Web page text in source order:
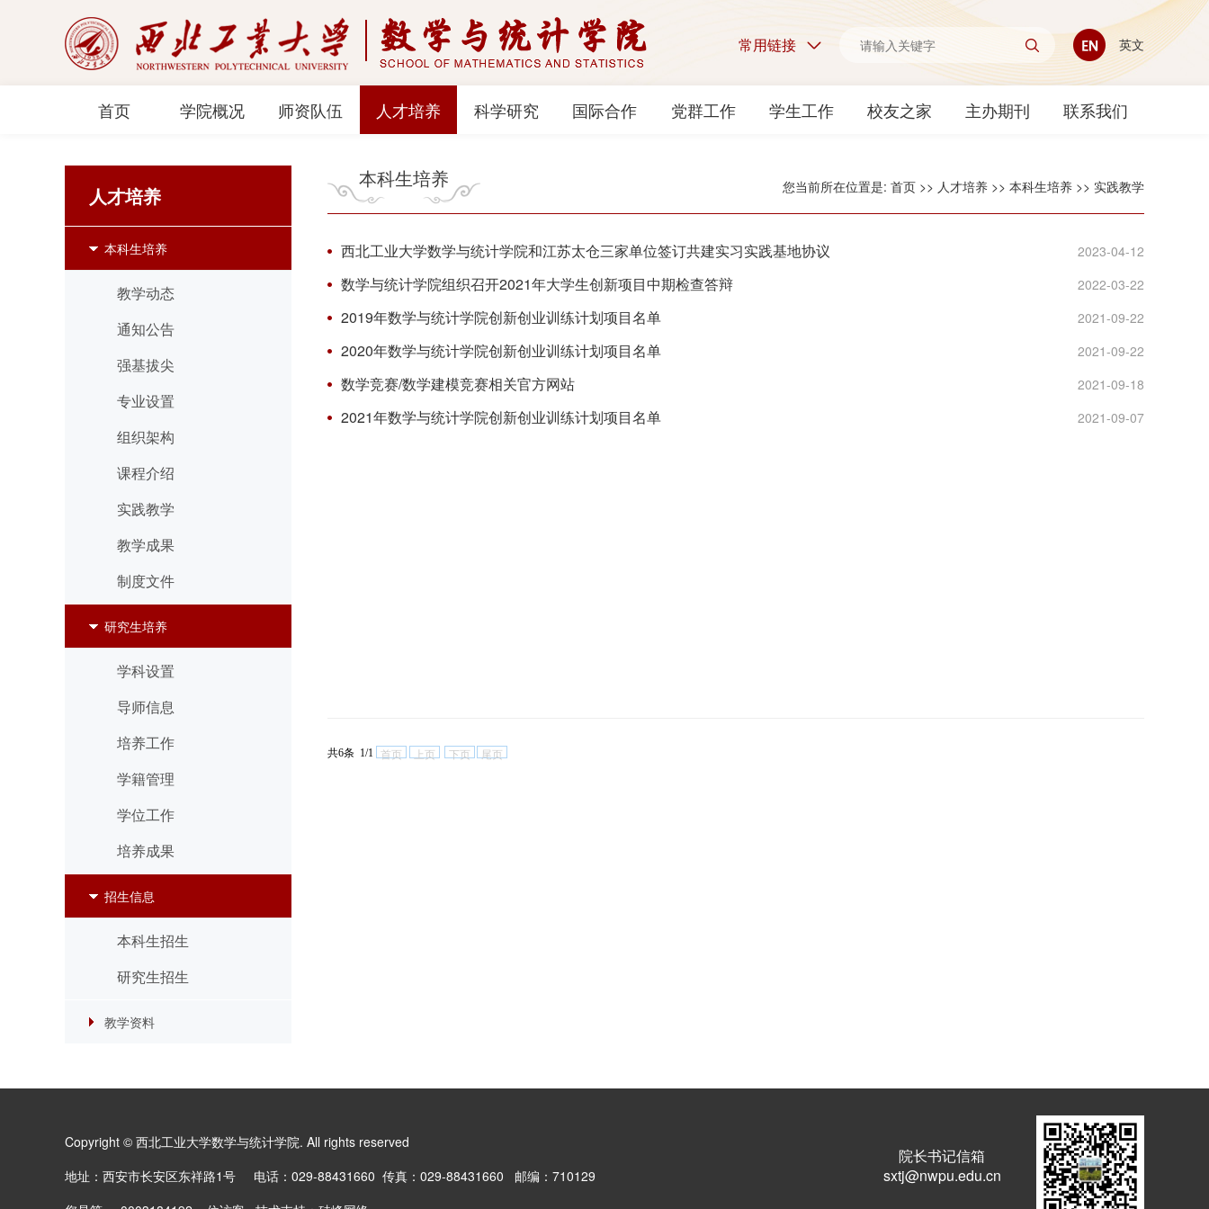
英文
常用链接
首页 学院概况 师资队伍 人才培养 科学研究 国际合作 党群工作 学生工作 校友之家 主办期刊 联系我们
人才培养
本科生培养
教学动态
通知公告
强基拔尖
专业设置
组织架构
课程介绍
实践教学
教学成果
制度文件
研究生培养
学科设置
导师信息
培养工作
学籍管理
学位工作
培养成果
招生信息
本科生招生
研究生招生
教学资料
本科生培养 您当前所在位置是: 首页 >> 人才培养 >> 本科生培养 >> 实践教学
西北工业大学数学与统计学院和江苏太仓三家单位签订共建实习实践基地协议 2023-04-12
数学与统计学院组织召开2021年大学生创新项目中期检查答辩 2022-03-22
2019年数学与统计学院创新创业训练计划项目名单 2021-09-22
2020年数学与统计学院创新创业训练计划项目名单 2021-09-22
数学竞赛/数学建模竞赛相关官方网站 2021-09-18
2021年数学与统计学院创新创业训练计划项目名单 2021-09-07
共6条 1/1 首页 上页 下页 尾页
院长书记信箱
sxtj@nwpu.edu.cn
Copyright © 西北工业大学数学与统计学院. All rights reserved
地址：西安市长安区东祥路1号 电话：029-88431660 传真：029-88431660 邮编：710129